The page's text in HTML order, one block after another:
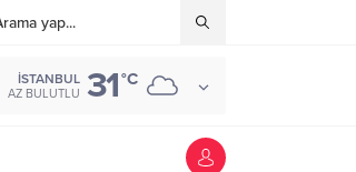
İSTANBUL
AZ BULUTLU 31°C